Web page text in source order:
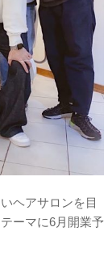
ヘアサロンを目
ーマに6月開業予